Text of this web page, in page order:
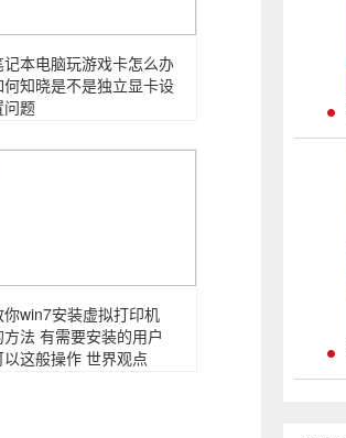
记本电脑玩游戏卡怎么办
何知晓是不是独立显卡设
问题
你win7安装虚拟打印机
方法 有需要安装的用户
以这般操作 世界观点